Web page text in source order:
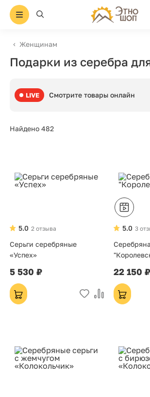
Женщинам
Подарки из серебра
LIVE Смотрите товары онлайн
Найдено 482
2 отзыва
5.0
Серьги серебряные
«Успех»
5 530 ₽
3
5.0
22 150 ₽